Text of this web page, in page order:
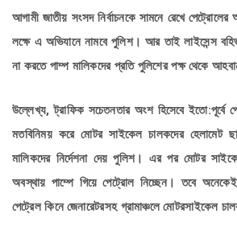
আগামী জাতীয় সংসদ নির্বাচনকে সামনে রেখে
লক্ষে এ অভিযানে নামবে পুলিশ। আর তাই লাইসেন্স
না করতে পাম্প মালিকদের প্রতি পুলিশের পক্ষ থেকে
উল্লেখ্য, ট্রাফিক সচেতনতার অংশ হিসেবে ইতো:পূর্বে
মতবিনিময় করে মোটর সাইকেল চালকদের হেলামেট
মালিকদের নির্দেশনা দেয় পুলিশ। এর পর মোটর
অবস্থায় পাম্পে গিয়ে পেট্রোল নিচ্ছেন। তবে
পেট্রেল কিনে জেনারেটরসহ গ্রামাঞ্চলে মোটরসাইকেল